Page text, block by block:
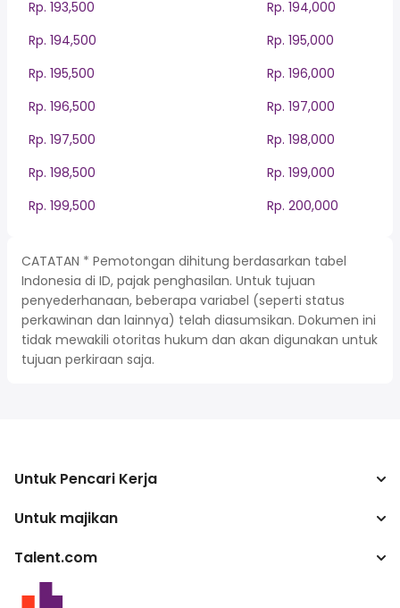
Rp. 193,500
Rp. 194,000
Rp. 194,500
Rp. 195,000
Rp. 195,500
Rp. 196,000
Rp. 196,500
Rp. 197,000
Rp. 197,500
Rp. 198,000
Rp. 198,500
Rp. 199,000
Rp. 199,500
Rp. 200,000
CATATAN * Pemotongan dihitung berdasarkan tabel
Indonesia di ID, pajak penghasilan. Untuk tujuan
penyederhanaan, beberapa variabel (seperti status
perkawinan dan lainnya) telah diasumsikan. Dokumen ini
tidak mewakili otoritas hukum dan akan digunakan untuk
tujuan perkiraan saja.
Untuk Pencari Kerja
Mencari pekerjaan
Untuk majikan
Perusahaan
Talent.com
Lebih banyak negara